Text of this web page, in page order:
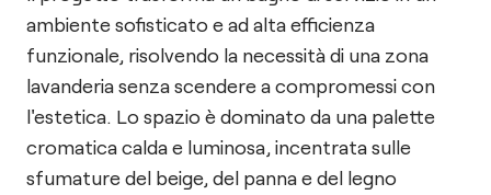
ambiente sofisticato e ad alta efficienza
funzionale, risolvendo la necessità di una zona
lavanderia senza scendere a compromessi con
l'estetica. Lo spazio è dominato da una palette
cromatica calda e luminosa, incentrata sulle
sfumature del beige, del panna e del legno